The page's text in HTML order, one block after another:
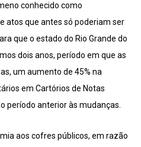
conhecido como
atos que antes só poderiam ser
que o estado do Rio Grande do
dois anos, período em que as
um aumento de 45% na
em Cartórios de Notas
período anterior às mudanças.
aos cofres públicos, em razão